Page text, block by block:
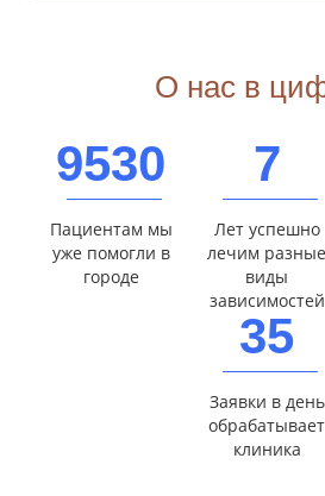
О нас в
9530
Пациентам мы
уже помогли в
городе
7
Лет успешно
лечим разные
виды
зависимостей
35
Заявки в день
обрабатывает
клиника